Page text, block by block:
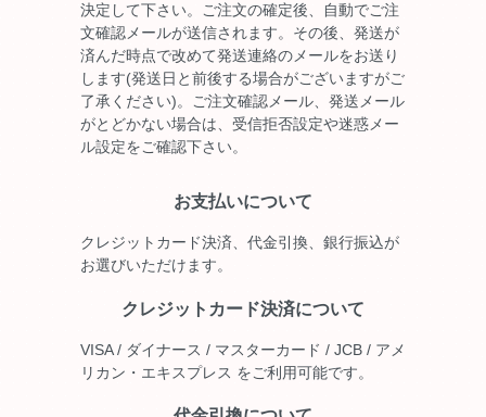
決定して下さい。ご注文の確定後、自動でご注
文確認メールが送信されます。その後、発送が
済んだ時点で改めて発送連絡のメールをお送り
します(発送日と前後する場合がございますがご
了承ください)。ご注文確認メール、発送メール
がとどかない場合は、受信拒否設定や迷惑メー
ル設定をご確認下さい。
お支払いについて
クレジットカード決済、代金引換、銀行振込が
お選びいただけます。
クレジットカード決済について
VISA / ダイナース / マスターカード / JCB / アメ
リカン・エキスプレス をご利用可能です。